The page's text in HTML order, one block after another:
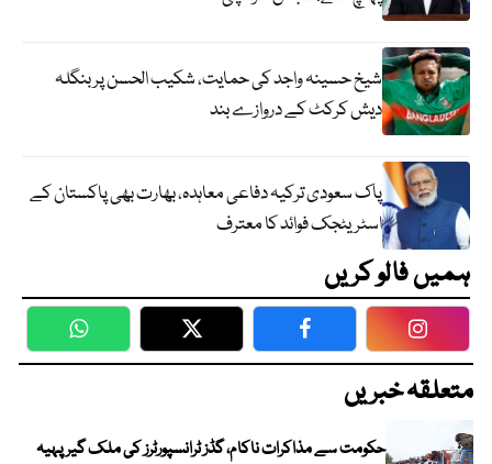
شیخ حسینہ واجد کی حمایت، شکیب الحسن پر بنگلہ
دیش کرکٹ کے دروازے بند
پاک سعودی ترکیہ دفاعی معاہدہ، بھارت بھی پاکستان کے
اسٹریٹجک فوائد کا معترف
ہمیں فالو کریں
WhatsApp Twitter Facebook
متعلقہ خبریں
حکومت سے مذاکرات ناکام، گڈز ٹرانسپورٹرز کی ملک گیر پہیہ